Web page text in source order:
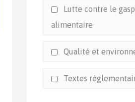
Lutte contre le
alimentaire
Qualité et
Textes